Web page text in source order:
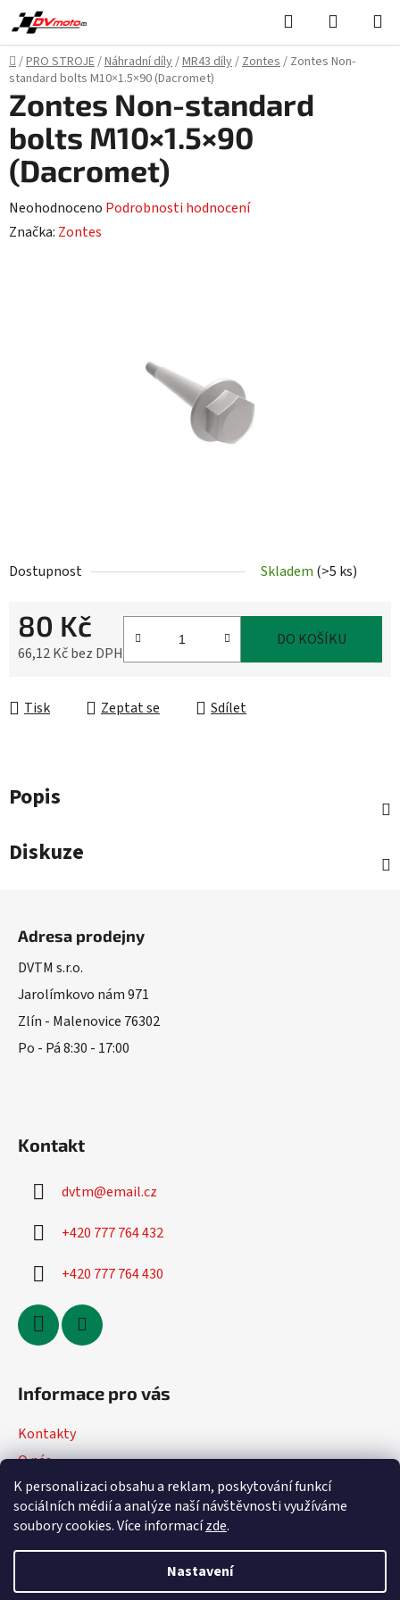
K personalizaci obsahu a reklam, poskytování funkcí
sociálních médií a analýze naší návštěvnosti využíváme
soubory cookies. Více informacízde.
Nastavení
Přejít
na
obsah
Hledat
KOŠÍK
Domů
/PRO STROJE/Náhradní díly/MR43 díly/Zontes/ Zontes Non-
standard bolts M10×1.5×90 (Dacromet)
Dostupnost Skladem (>5 ks)
80 Kč
66,12 Kč bez DPH
DO KOŠÍKU
Tisk Zeptat se Sdílet
Zontes Non-standard
bolts M10×1.5×90
(Dacromet)
Průměrné
hodnocení
Neohodnoceno Podrobnosti hodnocení
Značka: Zontes
Popis
Diskuze
Adresa prodejny
DVTM s.r.o.
Jarolímkovo nám 971
Zlín - Malenovice 76302
Po - Pá 8:30 - 17:00
Kontakt
dvtm@email.cz
+420 777 764 432
+420 777 764 430
Informace pro vás
Kontakty
O nás
Jak nakupovat
Obchodní podmínky